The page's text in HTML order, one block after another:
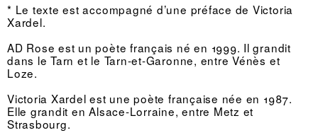
* Le texte est accompagné d’une préface de Victoria
Xardel.
AD Rose est un poète français né en 1999. Il grandit
dans le Tarn et le Tarn-et-Garonne, entre Vénès et
Loze.
Victoria Xardel est une poète française née en 1987.
Elle grandit en Alsace-Lorraine, entre Metz et
Strasbourg.